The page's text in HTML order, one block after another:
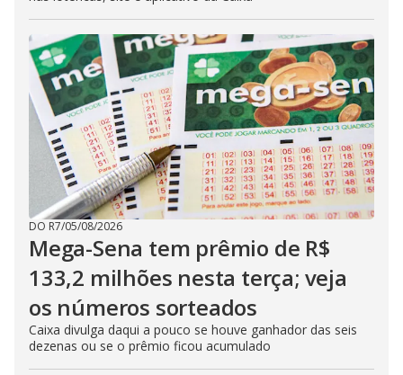
DO R7/05/08/2026
Mega-Sena tem prêmio de R$
133,2 milhões nesta terça; veja
os números sorteados
Caixa divulga daqui a pouco se houve ganhador das seis
dezenas ou se o prêmio ficou acumulado